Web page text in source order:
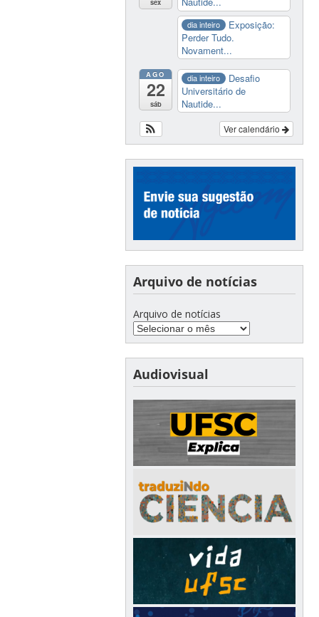
dia inteiro
Exposição:
Perder Tudo.
Novament...
AGO
22
sáb
dia inteiro
Desafio
Universitário de
Nautide...
Ver calendário
Arquivo de notícias
Arquivo de notícias
Audiovisual